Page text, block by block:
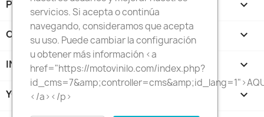
PRODUCTS 
OUR COMPANY 
INFORMACION 
YOUR ACCOUNT 
servicios. Si acepta o continúa
navegando, consideramos que acepta
su uso. Puede cambiar la configuración
u obtener más información <a
href="https://motovinilo.com/index.php?
</a></p>